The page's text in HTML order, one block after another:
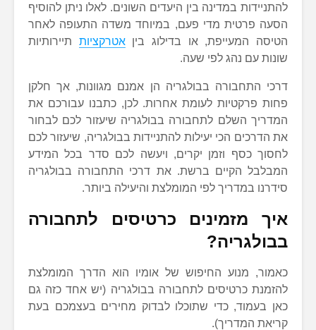
להתניידות במדינה בין היעדים השונים. לאלו ניתן להוסיף
הסעה פרטית מדי פעם, במיוחד משדה התעופה לאחר
הטיסה המעייפת, או בדילוג ביןאטרקציות תיירותיות
שונות עם נהג לפי שעה.
דרכי התחבורה בבולגריה הן אמנם מגוונות, אך חלקן
פחות פרקטיות לעומת אחרות. לכן, כתבנו עבורכם את
המדריך השלם לתחבורה בבולגריה שיעזור לכם לבחור
את הדרכים הכי יעילות להתניידות בבולגריה, שיעזור לכם
לחסוך כסף וזמן יקרים, ויעשה לכם סדר בכל המידע
המבלבל הקיים ברשת. את דרכי התחבורה בבולגריה
סידרנו במדריך לפי המומלצת והיעילה ביותר.
איך מזמינים כרטיסים לתחבורה
בבולגריה?
כאמור, מנוע החיפוש של אומיו הוא הדרך המומלצת
להזמנת כרטיסים לתחבורה בבולגריה (יש אחד כזה גם
כאן בעמוד, כדי שתוכלו לבדוק מחירים בעצמכם בעת
קריאת המדריך).